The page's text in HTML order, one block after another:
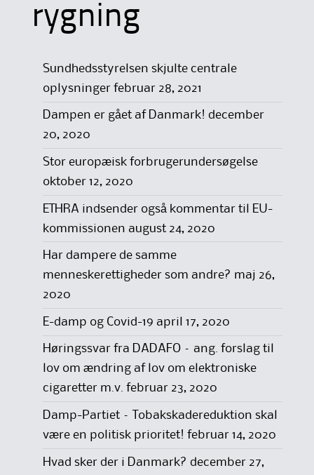
rygning
Sundhedsstyrelsen skjulte centrale
oplysninger februar 28, 2021
Dampen er gået af Danmark! december
20, 2020
Stor europæisk forbrugerundersøgelse
oktober 12, 2020
ETHRA indsender også kommentar til EU-
kommissionen august 24, 2020
Har dampere de samme
menneskerettigheder som andre? maj 26,
2020
E-damp og Covid-19 april 17, 2020
Høringssvar fra DADAFO – ang. forslag til
lov om ændring af lov om elektroniske
cigaretter m.v. februar 23, 2020
Damp-Partiet – Tobakskadereduktion skal
være en politisk prioritet! februar 14, 2020
Hvad sker der i Danmark? december 27,